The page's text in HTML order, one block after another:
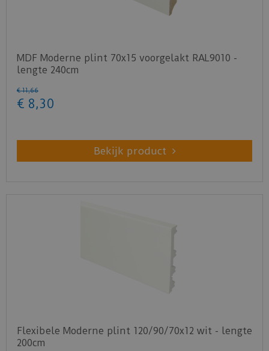
MDF Moderne plint 70x15 voorgelakt RAL9010 -
lengte 240cm
€ 11,66
€ 8,30
Bekijk product
Flexibele Moderne plint 120/90/70x12 wit - lengte
200cm